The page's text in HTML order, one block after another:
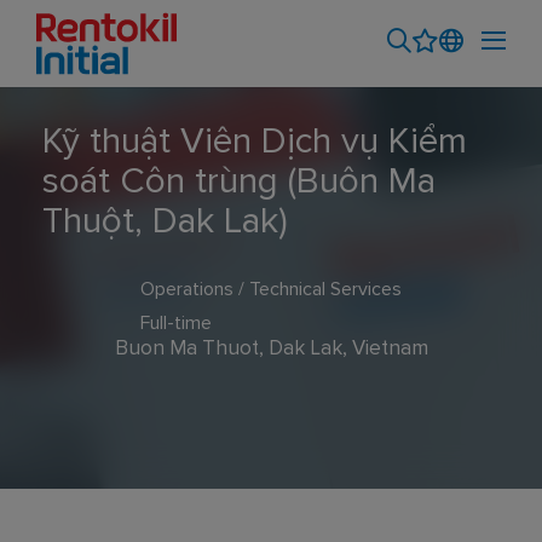
Kỹ thuật Viên Dịch vụ Kiểm
soát Côn trùng (Buôn Ma
Thuột, Dak Lak)
Operations / Technical Services
Full-time
Buon Ma Thuot, Dak Lak, Vietnam